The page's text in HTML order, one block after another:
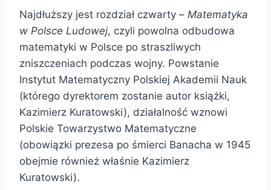
Najdłuższy jest rozdział czwarty – Matematyka
w Polsce Ludowej, czyli powolna odbudowa
matematyki w Polsce po straszliwych
zniszczeniach podczas wojny. Powstanie
Instytut Matematyczny Polskiej Akademii Nauk
(którego dyrektorem zostanie autor książki,
Kazimierz Kuratowski), działalność wznowi
Polskie Towarzystwo Matematyczne
(obowiązki prezesa po śmierci Banacha w 1945
obejmie również właśnie Kazimierz
Kuratowski).